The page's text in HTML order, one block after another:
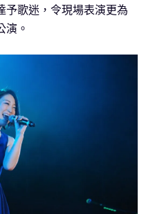
予歌迷，令現場表演更為
演。